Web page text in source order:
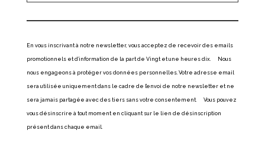
En vous inscrivant à notre newsletter, vous acceptez de recevoir des emails
promotionnels et d’information de la part de Vingt et une heures dix. Nous
nous engageons à protéger vos données personnelles. Votre adresse email
sera utilisée uniquement dans le cadre de l’envoi de notre newsletter et ne
sera jamais partagée avec des tiers sans votre consentement. Vous pouvez
vous désinscrire à tout moment en cliquant sur le lien de désinscription
présent dans chaque email.